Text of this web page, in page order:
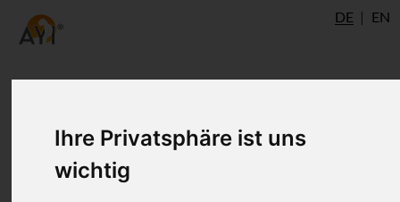
Ihre Privatsphäre ist uns
wichtig
DE EN